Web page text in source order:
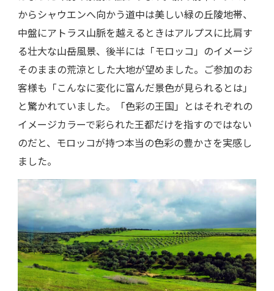
からシャウエンへ向かう道中は美しい緑の丘陵地帯、
中盤にアトラス山脈を越えるときはアルプスに比肩す
る壮大な山岳風景、後半には「モロッコ」のイメージ
そのままの荒涼とした大地が望めました。ご参加のお
客様も「こんなに変化に富んだ景色が見られるとは」
と驚かれていました。「色彩の王国」とはそれぞれの
イメージカラーで彩られた王都だけを指すのではない
のだと、モロッコが持つ本当の色彩の豊かさを実感し
ました。